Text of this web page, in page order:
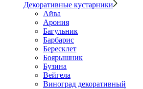
Декоративные кустарники
Айва
Арония
Багульник
Барбарис
Бересклет
Боярышник
Бузина
Вейгела
Виноград декоративный